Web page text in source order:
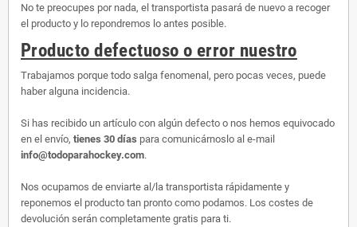
No te preocupes por nada, el transportista pasará de nuevo a recoger
el producto y lo repondremos lo antes posible.
Producto defectuoso o error nuestro
Trabajamos porque todo salga fenomenal, pero pocas veces, puede
haber alguna incidencia.
Si has recibido un artículo con algún defecto o nos hemos equivocado
en el envío, tienes 30 días para comunicárnoslo al e-mail
info@todoparahockey.com.
Nos ocupamos de enviarte al/la transportista rápidamente y
reponemos el producto tan pronto como podamos. Los costes de
devolución serán completamente gratis para ti.